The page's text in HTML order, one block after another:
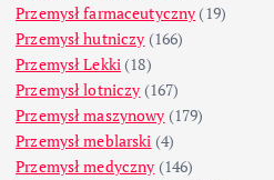
Przemysł farmaceutyczny (19)
Przemysł hutniczy (166)
Przemysł Lekki (18)
Przemysł lotniczy (167)
Przemysł maszynowy (179)
Przemysł meblarski (4)
Przemysł medyczny (146)